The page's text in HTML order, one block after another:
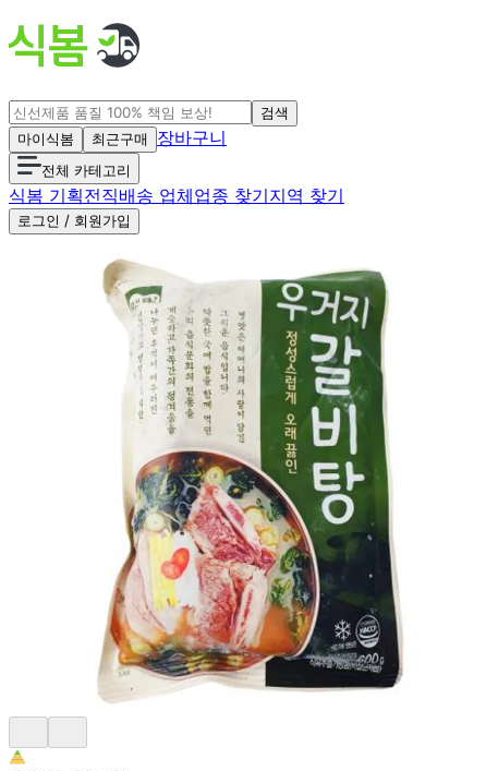
검색
마이식봄
최근구매 장바구니
전체 카테고리
식봄 기획전직배송 업체업종 찾기지역 찾기
로그인 / 회원가입